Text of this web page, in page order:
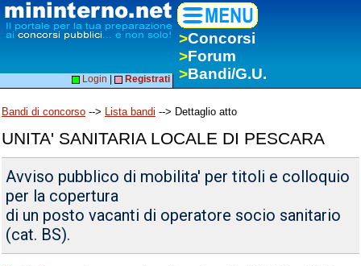
>Concorsi
>Forum
>Bandi/G.U.
Login Registrati
Bandi di concorso --> Lista bandi --> Dettaglio atto
UNITA' SANITARIA LOCALE DI PESCARA
Avviso pubblico di mobilita' per titoli e colloquio
per la copertura
di un posto vacanti di operatore socio sanitario
(cat. BS).